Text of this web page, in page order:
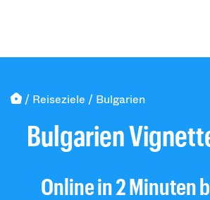
/ Reiseziele / Bulgarien
Bulgarien
Online in 2 Minuten